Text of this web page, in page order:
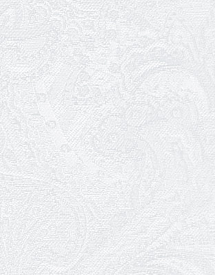
вакантних
Коцюренко
концерту «Хто
Ланге
мюзиклу «Ханум»